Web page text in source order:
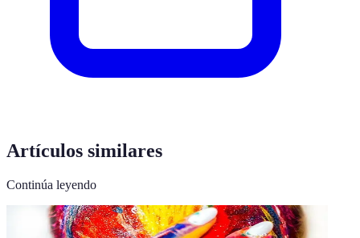
Artículos similares
Continúa leyendo